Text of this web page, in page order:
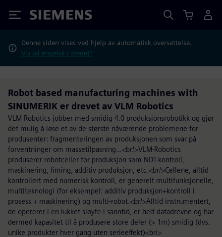
Siemens
Denne siden vises ved hjelp av automatisk oversettelse.
Vis på engelsk i stedet?
Robot based manufacturing machines with
SINUMERIK er drevet av VLM Robotics
VLM Robotics jobber med smidig 4.0 produksjonsrobotikk og gjør
det mulig å løse et av de største nåværende problemene for
produsenter: fragmenteringen av produksjonen som svar på
forventninger om massetilpasning...<br/>VLM-Robotics
produserer robotceller for produksjon som NDT-kontroll,
maskinering, liming, additiv produksjon, etc.<br/>Cellene, alltid
kontrollert med numerisk kontroll, er generelt multifunksjonelle,
multiteknologi (for eksempel: additiv produksjon+kontroll i
prosess + maskinering) og multi-robot.<br/>Alltid instrumentert,
de opererer i en lukket sløyfe i sanntid, er helt datadrevne og har
dermed kapasitet til å produsere store deler (> 1m) smidig (dvs.
unike produkter hver gang uten serieeffekt)<br/>